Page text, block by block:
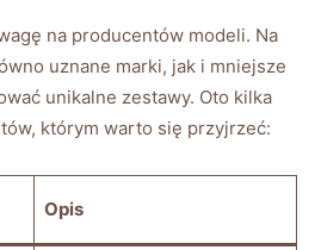
na producentów modeli. Na
uznane marki, jak i mniejsze
unikalne zestawy. Oto kilka
którym warto się przyjrzeć:
Opis